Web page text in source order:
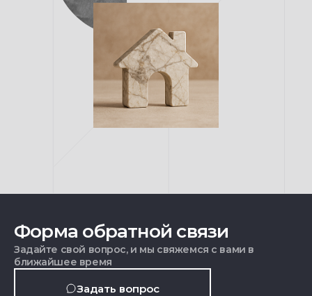
Форма обратной связи
Задайте свой вопрос, и мы свяжемся с вами в
ближайшее время
Задать вопрос